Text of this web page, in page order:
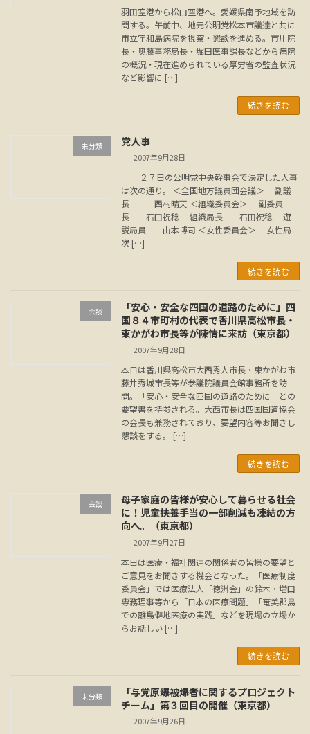
羽田空港から松山空港へ。愛媛県南予地域を訪
問する。午前中、地元公明党松本市議達と共に
市立宇和島病院を視察・懇談を進める。市川院
長・奥藤事務局長・堀田医事課長などから病院
の概況・現在進められている厚労省の監査状況
など影響に […]
続きを読む
未分類 党人事
2007年9月28日
２７日の公明党中央幹事会で決定した人事
は次の通り。 ＜全国地方議員団会議＞ 副議
長 西村晴天 ＜組織委員会＞ 副委員
長 石田祝稔 組織局長 石田祝稔 遊
説局員 山本博司 ＜女性委員会＞ 女性局
次 […]
続きを読む
会談
「安心・安全な四国の道路のために」四
国８４市町村の代表で香川県高松市長・
東かがわ市長等が陳情に来訪（東京都）
2007年9月28日
本日は香川県高松市大西秀人市長・東かがわ市
藤井秀城市長等が参議院議員会館事務所を訪
問。「安心・安全な四国の道路のために」との
要望書を持参される。大西市長は四国国道協会
の会長も兼務されており、要望内容等お聞きし
懇談をする。 […]
続きを読む
会談
母子家庭の皆様が安心して暮らせる社会
に！児童扶養手当の一部削減も凍結の方
向へ。（東京都）
2007年9月27日
本日は医療・福祉関連の関係者の皆様の要望と
ご意見をお聞きする機会となった。「医療制度
委員会」では医療法人「徳洲会」の鈴木・増田
専務理事等から「日本の医療問題」「奄美郡島
での離島僻地医療の実践」などを現場の立場か
らお話しい […]
続きを読む
未分類
「与党原爆被爆者に関するプロジェクト
チーム」第３回目の開催（東京都）
2007年9月26日